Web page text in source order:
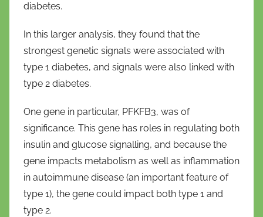
diabetes.
In this larger analysis, they found that the
strongest genetic signals were associated with
type 1 diabetes, and signals were also linked with
type 2 diabetes.
One gene in particular, PFKFB3, was of
significance. This gene has roles in regulating both
insulin and glucose signalling, and because the
gene impacts metabolism as well as inflammation
in autoimmune disease (an important feature of
type 1), the gene could impact both type 1 and
type 2.